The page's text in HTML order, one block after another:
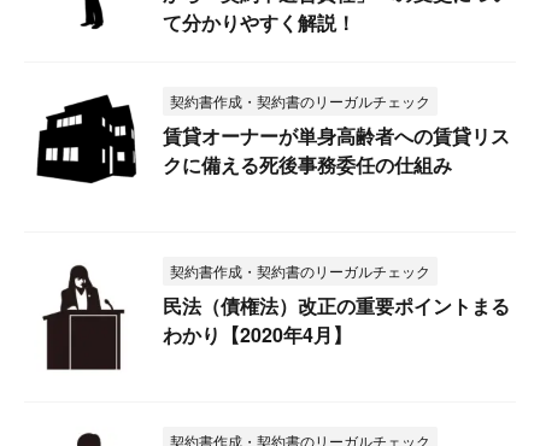
て分かりやすく解説！
契約書作成・契約書のリーガルチェック
賃貸オーナーが単身高齢者への賃貸リス
クに備える死後事務委任の仕組み
契約書作成・契約書のリーガルチェック
民法（債権法）改正の重要ポイントまる
わかり【2020年4月】
契約書作成・契約書のリーガルチェック